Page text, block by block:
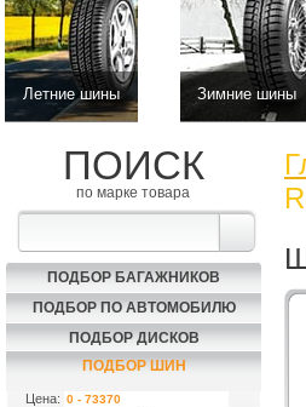
Летние шины Зимние шины
ПОИСК
по марке товара
ПОДБОР БАГАЖНИКОВ
ПОДБОР ПО АВТОМОБИЛЮ
ПОДБОР ДИСКОВ
ПОДБОР ШИН
Цена: